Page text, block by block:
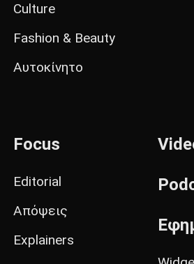
Culture
Fashion & Beauty
Αυτοκίνητο
Focus
Editorial
Απόψεις
Explainers